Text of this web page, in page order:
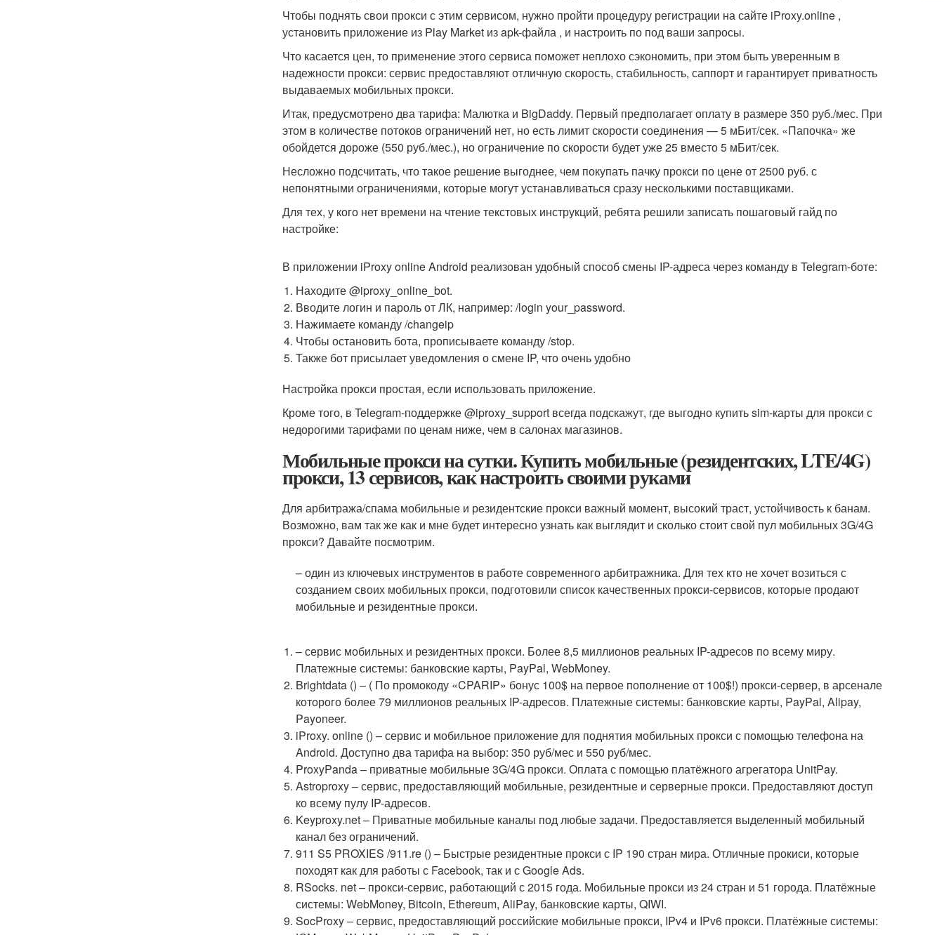
Чтобы поднять свои прокси с этим сервисом, нужно пройти процедуру регистрации на сайте iProxy.online ,
установить приложение из Play Market из apk-файла , и настроить по под ваши запросы.
Что касается цен, то применение этого сервиса поможет неплохо сэкономить, при этом быть уверенным в
надежности прокси: сервис предоставляют отличную скорость, стабильность, саппорт и гарантирует приватность
выдаваемых мобильных прокси.
Итак, предусмотрено два тарифа: Малютка и BigDaddy. Первый предполагает оплату в размере 350 руб./мес. При
этом в количестве потоков ограничений нет, но есть лимит скорости соединения — 5 мБит/сек. «Папочка» же
обойдется дороже (550 руб./мес.), но ограничение по скорости будет уже 25 вместо 5 мБит/сек.
Несложно подсчитать, что такое решение выгоднее, чем покупать пачку прокси по цене от 2500 руб. с
непонятными ограничениями, которые могут устанавливаться сразу несколькими поставщиками.
Для тех, у кого нет времени на чтение текстовых инструкций, ребята решили записать пошаговый гайд по
настройке:
В приложении iProxy online Android реализован удобный способ смены IP-адреса через команду в Telegram-боте:
Находите @iproxy_online_bot.
Вводите логин и пароль от ЛК, например: /loginyour_password.
Нажимаете команду /changeip
Чтобы остановить бота, прописываете команду /stop.
Также бот присылает уведомления о смене IP, что очень удобно
Настройка прокси простая, если использовать приложение.
Кроме того, в Telegram-поддержке @iproxy_support всегда подскажут, где выгодно купить sim-карты для прокси с
недорогими тарифами по ценам ниже, чем в салонах магазинов.
Мобильные прокси на сутки. Купить мобильные (резидентских, LTE/4G)
прокси, 13 сервисов, как настроить своими руками
Для арбитража/спама мобильные и резидентские прокси важный момент, высокий траст, устойчивость к банам.
Возможно, вам так же как и мне будет интересно узнать как выглядит и сколько стоит свой пул мобильных 3G/4G
прокси? Давайте посмотрим.
– один из ключевых инструментов в работе современного арбитражника. Для тех кто не хочет возиться с
созданием своих мобильных прокси, подготовили список качественных прокси-сервисов, которые продают
мобильные и резидентные прокси.
– сервис мобильных и резидентных прокси. Более 8,5 миллионов реальных IP-адресов по всему миру.
Платежные системы: банковские карты, PayPal, WebMoney.
Brightdata () – ( По промокоду «CPARIP» бонус 100$ на первое пополнение от 100$!) прокси-сервер, в арсенале
которого более 79 миллионов реальных IP-адресов. Платежные системы: банковские карты, PayPal, Alipay,
Payoneer.
iProxy. online () – сервис и мобильное приложение для поднятия мобильных прокси с помощью телефона на
Android. Доступно два тарифа на выбор: 350 руб/мес и 550 руб/мес.
ProxyPanda – приватные мобильные 3G/4G прокси. Оплата с помощью платёжного агрегатора UnitPay.
Astroproxy – сервис, предоставляющий мобильные, резидентные и серверные прокси. Предоставляют доступ
ко всему пулу IP-адресов.
Keyproxy.net – Приватные мобильные каналы под любые задачи. Предоставляется выделенный мобильный
канал без ограничений.
911 S5 PROXIES /911.re () – Быстрые резидентные прокси с IP 190 стран мира. Отличные прокиси, которые
походят как для работы с Facebook, так и с Google Ads.
RSocks. net – прокси-сервис, работающий с 2015 года. Мобильные прокси из 24 стран и 51 города. Платёжные
системы: WebMoney, Bitcoin, Ethereum, AliPay, банковские карты, QIWI.
SocProxy – сервис, предоставляющий российские мобильные прокси, IPv4 и IPv6 прокси. Платёжные системы: